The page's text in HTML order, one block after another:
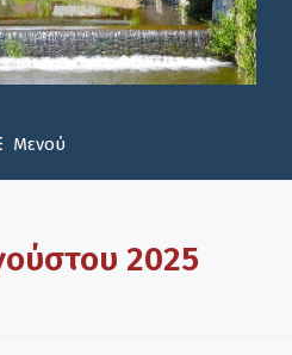
Μενού
2025